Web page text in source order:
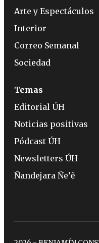
Arte y Espectáculos
Interior
Correo Semanal
Sociedad
Temas
Editorial ÚH
Noticias positivas
Pódcast ÚH
Newsletters ÚH
Ñandejara Ñe’ẽ